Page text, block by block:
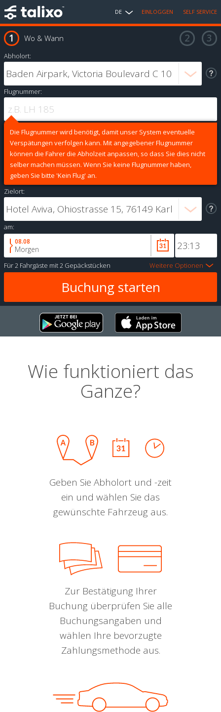
DE EINLOGGEN SELF SERVICE
Wo & Wann
Abholort:
Flugnummer:
Die Flugnummer wird benötigt, damit unser System eventuelle
Verspätungen verfolgen kann. Mit angegebener Flugnummer
können die Fahrer die Abholzeit anpassen, so dass Sie dies nicht
selber machen müssen. Wenn Sie keine Flugnummer haben,
geben Sie bitte 'Kein Flug' an.
Zielort:
am:
08.08
Morgen
Für2 Fahrgäste mit2 Gepäckstücken Weitere Optionen
Wie funktioniert das
Ganze?
Geben Sie Abholort und -zeit
ein und wählen Sie das
gewünschte Fahrzeug aus.
Zur Bestätigung Ihrer
Buchung überprüfen Sie alle
Buchungsangaben und
wählen Ihre bevorzugte
Zahlungsmethode aus.